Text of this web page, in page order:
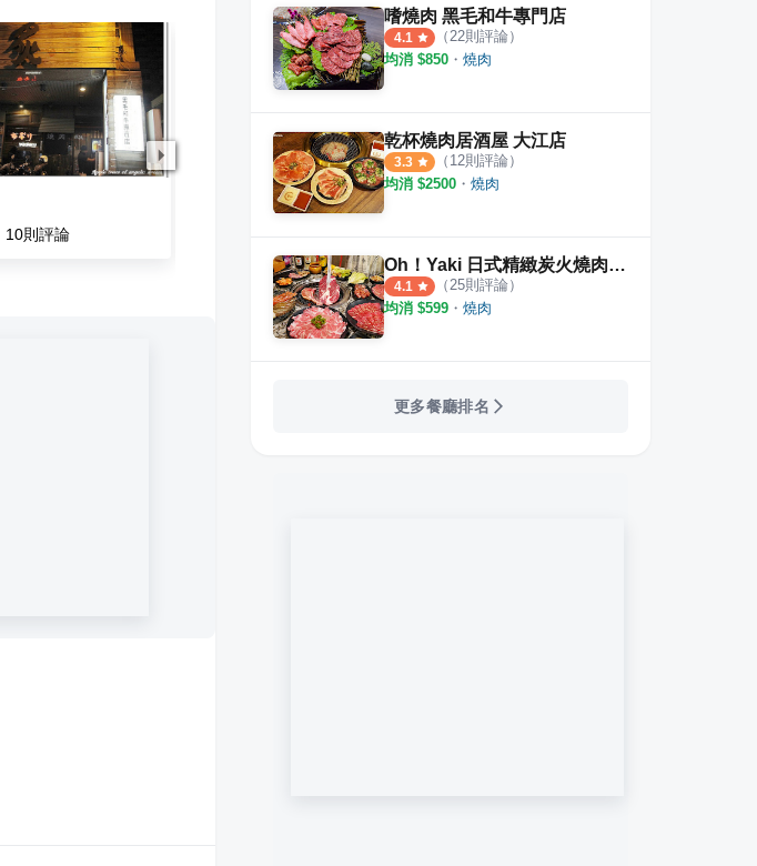
10則評論
潮肉燒肉
嗜燒肉 黑毛和牛專門店
4.1 （22則評論）
均消 $850 ・ 燒肉
乾杯燒肉居酒屋 大江店
3.3 （ 12則評論）
均消 $2500 ・ 燒肉
Oh！Yaki 日式精緻炭火燒肉 中壢店
4.1 （25則評論）
均消 $599 ・ 燒肉
更多餐廳排名